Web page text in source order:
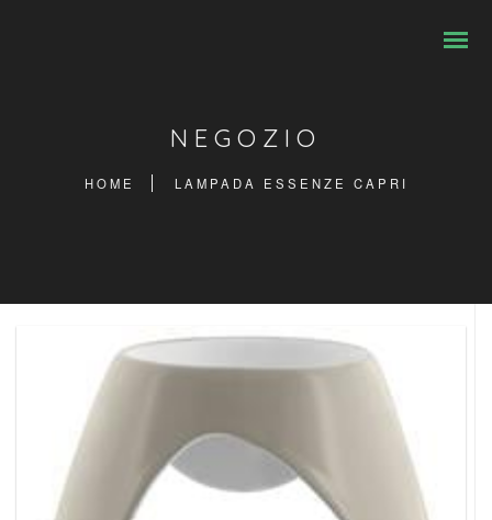
NEGOZIO
HOME LAMPADA ESSENZE CAPRI